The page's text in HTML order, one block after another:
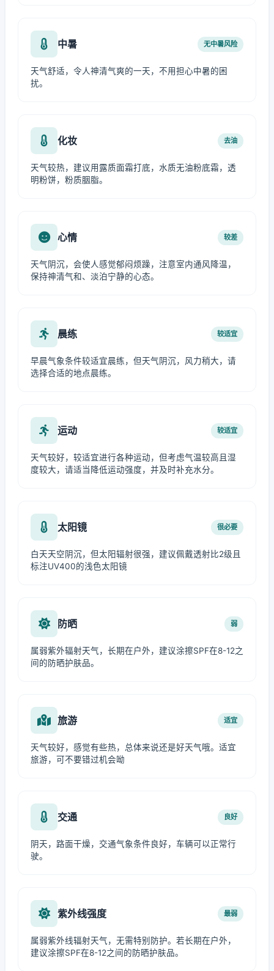
中暑 无中暑风险
天气舒适，令人神清气爽的一天，不用担心中暑的困
扰。
化妆 去油
天气较热，建议用露质面霜打底，水质无油粉底霜，透
明粉饼，粉质胭脂。
心情 较差
天气阴沉，会使人感觉郁闷烦躁，注意室内通风降温，
保持神清气和、淡泊宁静的心态。
晨练 较适宜
早晨气象条件较适宜晨练，但天气阴沉，风力稍大，请
选择合适的地点晨练。
运动 较适宜
天气较好，较适宜进行各种运动，但考虑气温较高且湿
度较大，请适当降低运动强度，并及时补充水分。
太阳镜 很必要
白天天空阴沉，但太阳辐射很强，建议佩戴透射比2级且
标注UV400的浅色太阳镜
防晒 弱
属弱紫外辐射天气，长期在户外，建议涂擦SPF在8-12之
间的防晒护肤品。
旅游 适宜
天气较好，感觉有些热，总体来说还是好天气哦。适宜
旅游，可不要错过机会呦
交通 良好
阴天，路面干燥，交通气象条件良好，车辆可以正常行
驶。
紫外线强度 最弱
属弱紫外线辐射天气，无需特别防护。若长期在户外，
建议涂擦SPF在8-12之间的防晒护肤品。